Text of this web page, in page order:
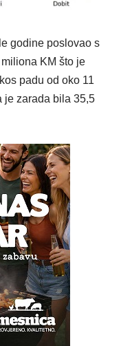
godine poslovao s
KM što je
padu od oko 11
je zarada bila 35,5